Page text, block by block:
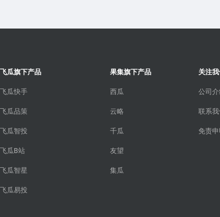
飞瓜旗下产品
飞瓜快手
飞瓜品策
飞瓜智投
飞瓜B站
飞瓜智星
飞瓜易投
果集旗下产品
西瓜
云略
千瓜
友望
集瓜
关注
公司
联系
免责